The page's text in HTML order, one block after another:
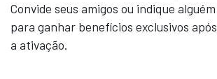
Convide seus amigos ou indique alguém
para ganhar benefícios exclusivos após
a ativação.